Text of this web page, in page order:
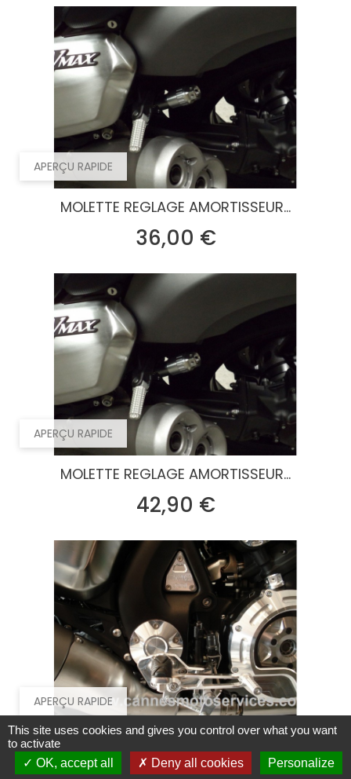
APERÇU RAPIDE
MOLETTE REGLAGE AMORTISSEUR...
36,00 €Prix
APERÇU RAPIDE
MOLETTE REGLAGE AMORTISSEUR...
42,90 €Prix
APERÇU RAPIDE
CACHES AXE BRAS OSCILLANT...
54,00 €Prix
This site uses cookies and gives you control over what you want
to activate
OK, accept all
Deny all cookies Personalize